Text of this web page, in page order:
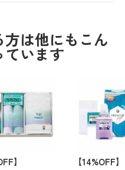
は他にもこん
ています
】
【14%OFF】